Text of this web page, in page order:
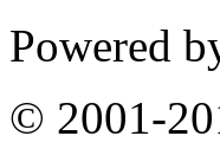
Powered
© 2001-